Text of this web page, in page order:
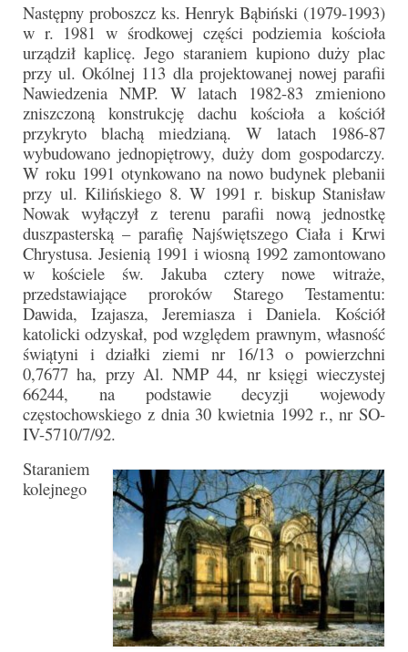
Następny proboszcz ks. Henryk Bąbiński (1979-1993)
w r. 1981 w środkowej części podziemia kościoła
urządził kaplicę. Jego staraniem kupiono duży plac
przy ul. Okólnej 113 dla projektowanej nowej parafii
Nawiedzenia NMP. W latach 1982-83 zmieniono
zniszczoną konstrukcję dachu kościoła a kościół
przykryto blachą miedzianą. W latach 1986-87
wybudowano jednopiętrowy, duży dom gospodarczy.
W roku 1991 otynkowano na nowo budynek plebanii
przy ul. Kilińskiego 8. W 1991 r. biskup Stanisław
Nowak wyłączył z terenu parafii nową jednostkę
duszpasterską – parafię Najświętszego Ciała i Krwi
Chrystusa. Jesienią 1991 i wiosną 1992 zamontowano
w kościele św. Jakuba cztery nowe witraże,
przedstawiające proroków Starego Testamentu:
Dawida, Izajasza, Jeremiasza i Daniela. Kościół
katolicki odzyskał, pod względem prawnym, własność
świątyni i działki ziemi nr 16/13 o powierzchni
0,7677 ha, przy Al. NMP 44, nr księgi wieczystej
66244, na podstawie decyzji wojewody
częstochowskiego z dnia 30 kwietnia 1992 r., nr SO-
IV-5710/7/92.
Staraniem
kolejnego